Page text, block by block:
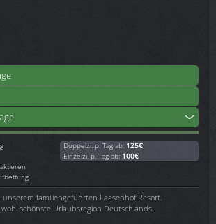
Doppelzi. p. Tag ab: 125€
Einzelzi. p. Tag ab: 100€
unserem familiengeführten Laasenhof Resort.
schönste Urlaubsregion Deutschlands.